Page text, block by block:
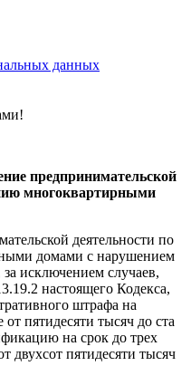
данных
предпринимательской
многоквартирными
деятельности по
домами с нарушением
исключением случаев,
настоящего Кодекса,
штрафа на
пятидесяти тысяч до ста
на срок до трех
двухсот пятидесяти тысяч